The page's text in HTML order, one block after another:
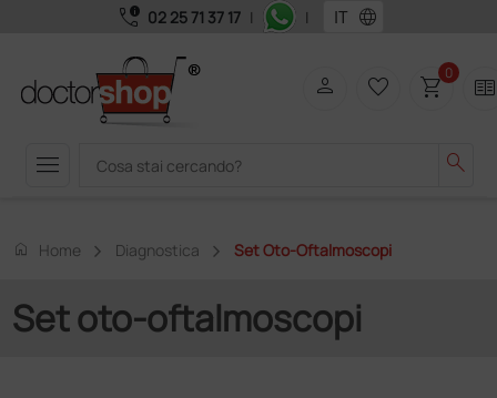
call_quality 02 25 71 37 17 | | language
menu search
person favorite_border shopping_cart0 two_pager
home Home Diagnostica Set Oto-Oftalmoscopi
Set oto-oftalmoscopi